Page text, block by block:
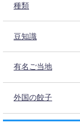
種類
豆知識
有名ご当地
外国の餃子